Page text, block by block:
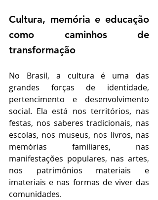
Cultura, memória e educação
como caminhos de
transformação
No Brasil, a cultura é uma das
grandes forças de identidade,
pertencimento e desenvolvimento
social. Ela está nos territórios, nas
festas, nos saberes tradicionais, nas
escolas, nos museus, nos livros, nas
memórias familiares, nas
manifestações populares, nas artes,
nos patrimônios materiais e
imateriais e nas formas de viver das
comunidades.